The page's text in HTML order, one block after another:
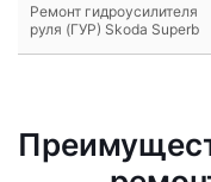
Ремонт гидроусилителя
руля (ГУР) Skoda Superb